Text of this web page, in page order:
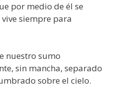
por medio de él se
siempre para
nuestro sumo
sin mancha, separado
sobre el cielo.